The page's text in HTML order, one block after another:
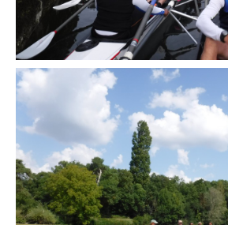
Vos questions / FAQ
Nos prestations à la demande